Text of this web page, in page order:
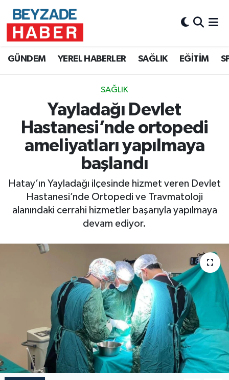
GÜNDEM YEREL HABERLER SAĞLIK EĞİTİM
SAĞLIK
Yayladağı Devlet
Hastanesi’nde ortopedi
ameliyatları yapılmaya
başlandı
Hatay’ın Yayladağı ilçesinde hizmet veren Devlet
Hastanesi’nde Ortopedi ve Travmatoloji
alanındaki cerrahi hizmetler başarıyla yapılmaya
devam ediyor.
Hava Durumu
Süper Lig Puan Durumu ve Fikstür
Tüm Manşetler
Son Dakika Haberleri